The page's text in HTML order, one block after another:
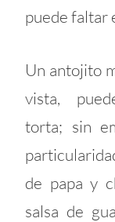
puede faltar
Un antojito
vista,
torta; sin
de papa y
salsa de